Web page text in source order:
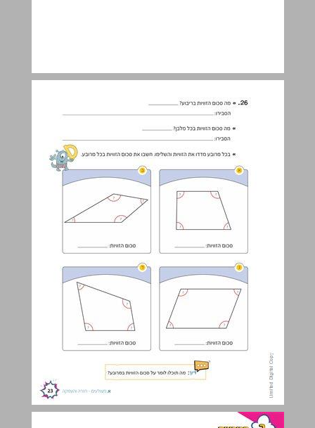
ב מרובעים ... 24